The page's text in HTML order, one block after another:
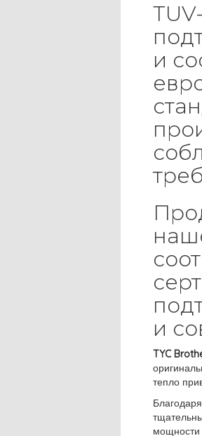
и
и
TYC
тепло
мощности